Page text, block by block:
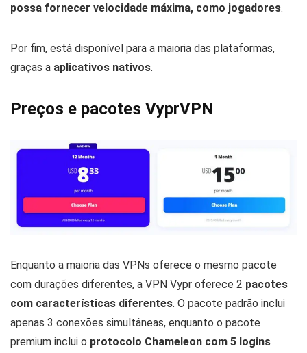
possa fornecer velocidade máxima, como jogadores.
Por fim, está disponível para a maioria das plataformas,
graças a aplicativos nativos.
Preços e pacotes VyprVPN
Enquanto a maioria das VPNs oferece o mesmo pacote
com durações diferentes, a VPN Vypr oferece 2 pacotes
com características diferentes. O pacote padrão inclui
apenas 3 conexões simultâneas, enquanto o pacote
premium inclui o protocolo Chameleon com 5 logins